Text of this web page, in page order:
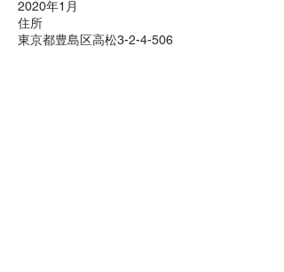
2020年1月
住所
東京都豊島区高松3-2-4-506